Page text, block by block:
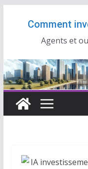
Comment
Agents et